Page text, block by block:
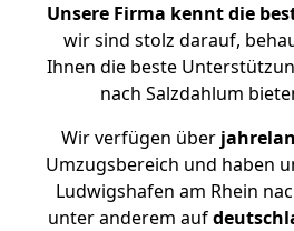
Unsere Firma kennt die
wir sind stolz darauf,
Ihnen die beste
nach Salzdahlum
Wir verfügen über
Umzugsbereich und haben
Ludwigshafen am Rhein
unter anderem auf